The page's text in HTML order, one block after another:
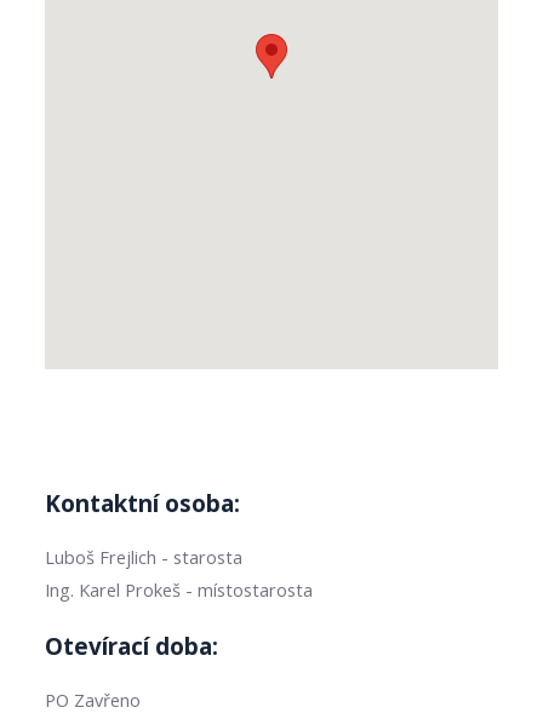
Kontaktní osoba:
Luboš Frejlich - starosta
Ing. Karel Prokeš - místostarosta
Otevírací doba:
PO Zavřeno